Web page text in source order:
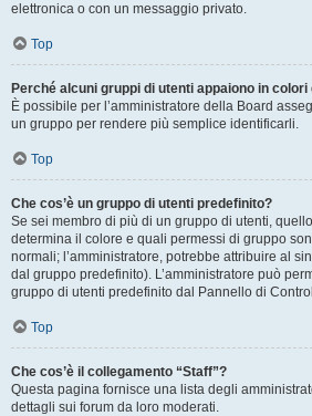
elettronica o con un messaggio privato.
Top
Perché alcuni gruppi di utenti appaiono in
È possibile per l’amministratore della Board
un gruppo per rendere più semplice identificarli.
Top
Che cos’è un gruppo di utenti predefinito?
Se sei membro di più di un gruppo di utenti,
determina il colore e quali permessi di gruppo
normali; l’amministratore, potrebbe attribuire al
dal gruppo predefinito). L’amministratore può
gruppo di utenti predefinito dal Pannello di
Top
Che cos’è il collegamento “Staff”?
Questa pagina fornisce una lista degli
dettagli sui forum da loro moderati.